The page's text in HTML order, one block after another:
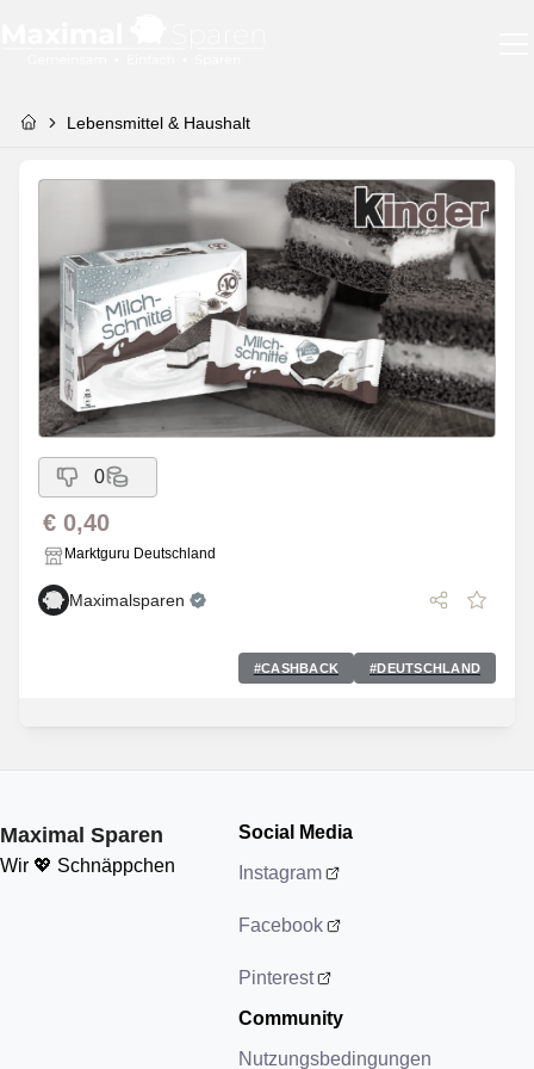
Lebensmittel & Haushalt
0
€ 0,40
Marktguru Deutschland
Maximalsparen
#CASHBACK #DEUTSCHLAND
Maximal Sparen
Wir 💖 Schnäppchen
Social Media
Instagram
Facebook
Pinterest
Community
Nutzungsbedingungen